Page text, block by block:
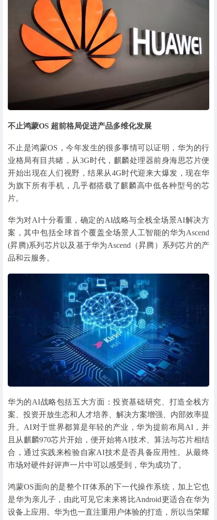
不止鸿蒙OS 超前格局促进产品多维化发展
不止是鸿蒙OS，今年发生的很多事情可以证明，华为的行
业格局有目共睹，从3G时代，麒麟处理器前身海思芯片便
开始出现在人们视野，结果从4G时代迎来大爆发，现在华
为旗下所有手机，几乎都搭载了麒麟高中低各种型号的芯
片。
华为对AI十分看重，确定的AI战略与全栈全场景AI解决方
案，其中包括全球首个覆盖全场景人工智能的华为Ascend
(昇腾)系列芯片以及基于华为Ascend（昇腾）系列芯片的产
品和云服务。
华为的AI战略包括五大方面：投资基础研究、打造全栈方
案、投资开放生态和人才培养、解决方案增强、内部效率提
升。AI对于世界都算是年轻的产业，华为提前布局AI，并
且从麒麟970芯片开始，便开始将AI技术、算法与芯片相结
合，通过实践来检验自家AI技术是否具备应用性。从最终
市场对硬件好评声一片中可以感受到，华为成功了。
鸿蒙OS面向的是整个IT体系的下一代操作系统，加上它也
是华为亲儿子，由此可见它未来将比Android更适合在华为
设备上应用。华为也一直注重用户体验的打造，所以当荣耀